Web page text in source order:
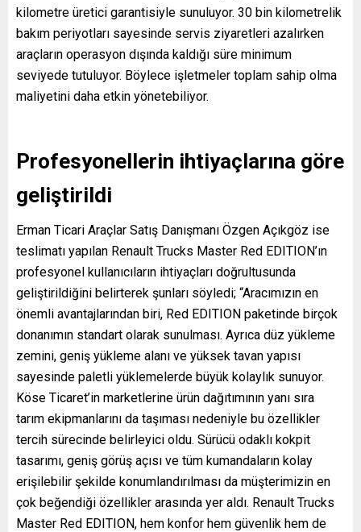
kilometre üretici garantisiyle sunuluyor. 30 bin kilometrelik
bakım periyotları sayesinde servis ziyaretleri azalırken
araçların operasyon dışında kaldığı süre minimum
seviyede tutuluyor. Böylece işletmeler toplam sahip olma
maliyetini daha etkin yönetebiliyor.
Profesyonellerin ihtiyaçlarına göre
geliştirildi
Erman Ticari Araçlar Satış Danışmanı Özgen Açıkgöz ise
teslimatı yapılan Renault Trucks Master Red EDITION’ın
profesyonel kullanıcıların ihtiyaçları doğrultusunda
geliştirildiğini belirterek şunları söyledi; “Aracımızın en
önemli avantajlarından biri, Red EDITION paketinde birçok
donanımın standart olarak sunulması. Ayrıca düz yükleme
zemini, geniş yükleme alanı ve yüksek tavan yapısı
sayesinde paletli yüklemelerde büyük kolaylık sunuyor.
Köse Ticaret’in marketlerine ürün dağıtımının yanı sıra
tarım ekipmanlarını da taşıması nedeniyle bu özellikler
tercih sürecinde belirleyici oldu. Sürücü odaklı kokpit
tasarımı, geniş görüş açısı ve tüm kumandaların kolay
erişilebilir şekilde konumlandırılması da müşterimizin en
çok beğendiği özellikler arasında yer aldı. Renault Trucks
Master Red EDITION, hem konfor hem güvenlik hem de